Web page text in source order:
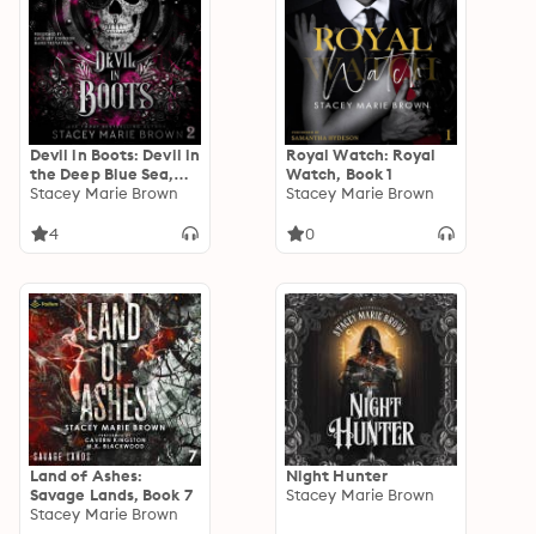
Devil in Boots: Devil in
the Deep Blue Sea,
Book 2
Stacey Marie Brown
4
Royal Watch: Royal
Watch, Book 1
Stacey Marie Brown
0
Land of Ashes:
Savage Lands, Book 7
Stacey Marie Brown
Night Hunter
Stacey Marie Brown